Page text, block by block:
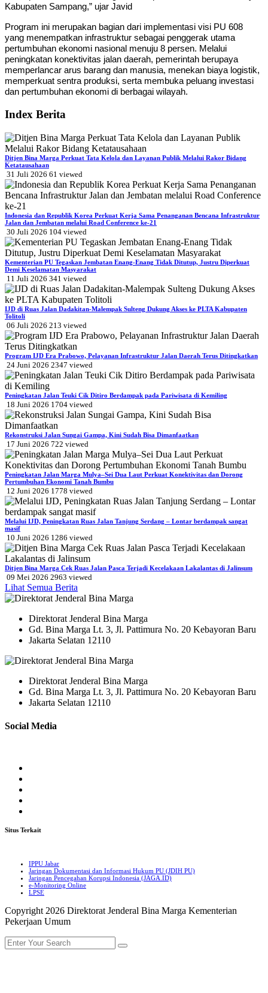
Kabupaten Sampang,” ujar Javid
Program ini merupakan bagian dari implementasi visi PU 608
yang menempatkan infrastruktur sebagai penggerak utama
pertumbuhan ekonomi nasional menuju 8 persen. Melalui
peningkatan konektivitas jalan daerah, pemerintah berupaya
memperlancar arus barang dan manusia, menekan biaya logistik,
memperkuat sentra produksi, serta membuka peluang investasi
dan pertumbuhan ekonomi di berbagai wilayah.
Index Berita
Ditjen Bina Marga Perkuat Tata Kelola dan Layanan Publik Melalui Rakor Bidang
Ketatausahaan
31 Juli 2026 61 viewed
Indonesia dan Republik Korea Perkuat Kerja Sama Penanganan Bencana Infrastruktur
Jalan dan Jembatan melalui Road Conference ke-21
30 Juli 2026 104 viewed
Kementerian PU Tegaskan Jembatan Enang-Enang Tidak Ditutup, Justru Diperkuat
Demi Keselamatan Masyarakat
11 Juli 2026 341 viewed
IJD di Ruas Jalan Dadakitan-Malempak Sulteng Dukung Akses ke PLTA Kabupaten
Tolitoli
06 Juli 2026 213 viewed
Program IJD Era Prabowo, Pelayanan Infrastruktur Jalan Daerah Terus Ditingkatkan
24 Juni 2026 2347 viewed
Peningkatan Jalan Teuki Cik Ditiro Berdampak pada Pariwisata di Kemiling
18 Juni 2026 1704 viewed
Rekonstruksi Jalan Sungai Gampa, Kini Sudah Bisa Dimanfaatkan
17 Juni 2026 722 viewed
Peningkatan Jalan Marga Mulya–Sei Dua Laut Perkuat Konektivitas dan Dorong
Pertumbuhan Ekonomi Tanah Bumbu
12 Juni 2026 1778 viewed
Melalui IJD, Peningkatan Ruas Jalan Tanjung Serdang – Lontar berdampak sangat
masif
10 Juni 2026 1286 viewed
Ditjen Bina Marga Cek Ruas Jalan Pasca Terjadi Kecelakaan Lakalantas di Jalinsum
09 Mei 2026 2963 viewed
Lihat Semua Berita
Direktorat Jenderal Bina Marga
Gd. Bina Marga Lt. 3, Jl. Pattimura No. 20 Kebayoran Baru
Jakarta Selatan 12110
Direktorat Jenderal Bina Marga
Gd. Bina Marga Lt. 3, Jl. Pattimura No. 20 Kebayoran Baru
Jakarta Selatan 12110
Social Media
Situs Terkait
IPPU Jabar
Jaringan Dokumentasi dan Informasi Hukum PU (JDIH PU)
Jaringan Pencegahan Korupsi Indonesia (JAGA.ID)
e-Monitoring Online
LPSE
Copyright 2026 Direktorat Jenderal Bina Marga Kementerian
Pekerjaan Umum